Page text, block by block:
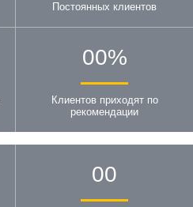
Постоянных клиентов
00%
Клиентов приходят по
рекомендации
00